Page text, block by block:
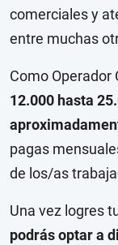
comerciales y
entre muchas
Como Operador
12.000 hasta
pagas
de los/as
Una vez logres
podrás optar a